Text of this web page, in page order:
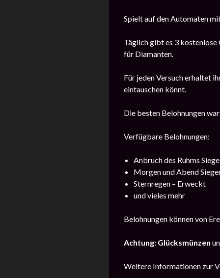
Spielt auf den Automaten
Täglich gibt es 3
für Diamanten.
Für jeden Versuch erhaltet
eintauschen könnt.
Die besten Belohnungen
Verfügbare Belohnungen:
Anbruch des Ruhms
Morgen und Abend
Sternregen – Erweckt
und vieles mehr
Belohnungen können von
Achtung: Glücksmünzen
Weitere Informationen zur